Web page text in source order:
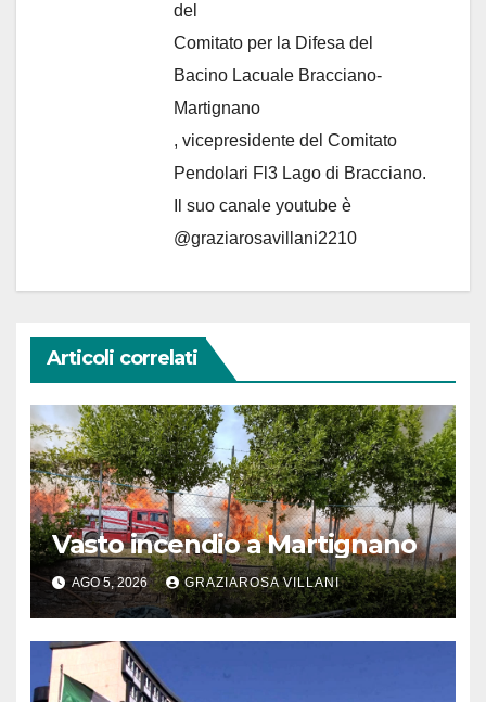
del
Comitato per la Difesa del
Bacino Lacuale Bracciano-
Martignano
, vicepresidente del Comitato
Pendolari Fl3 Lago di Bracciano.
Il suo canale youtube è
@graziarosavillani2210
Articoli correlati
Vasto incendio a Martignano
AGO 5, 2026 GRAZIAROSA VILLANI